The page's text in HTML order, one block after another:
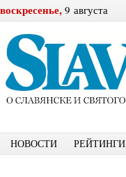
воскресенье, 9 августа
НОВОСТИ РЕЙТИНГИ